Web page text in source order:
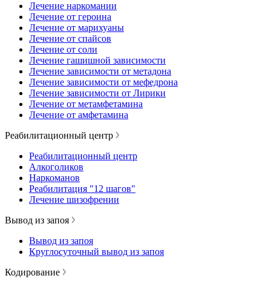
Лечение наркомании
Лечение от героина
Лечение от марихуаны
Лечение от спайсов
Лечение от соли
Лечение гашишной зависимости
Лечение зависимости от метадона
Лечение зависимости от мефедрона
Лечение зависимости от Лирики
Лечение от метамфетамина
Лечение от амфетамина
Реабилитационный центр
Реабилитационный центр
Алкоголиков
Наркоманов
Реабилитация "12 шагов"
Лечение шизофрении
Вывод из запоя
Вывод из запоя
Круглосуточный вывод из запоя
Кодирование